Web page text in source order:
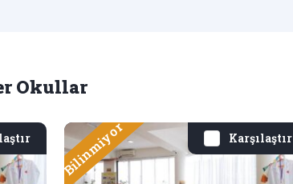
Okullar
Karşılaştır
Bilinmiyor